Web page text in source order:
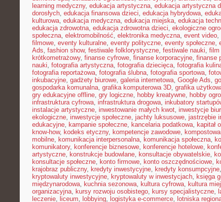
learning medyczny, edukacja artystyczna, edukacja artystyczna
dorosłych, edukacja finansowa dzieci, edukacja hybrydowa,
kulturowa, edukacja medyczna, edukacja miejska, edukacja
edukacja zdrowotna, edukacja zdrowotna dzieci, ekologiczne
społeczna, elektromobilność, elektronika medyczna, event video,
filmowe, eventy kulturalne, eventy polityczne, eventy społeczne,
Ads, fashion show, festiwale folklorystyczne, festiwale nauki, film
krótkometrażowy, finanse cyfrowe, finanse korporacyjne, finanse
nauki, fotografia artystyczna, fotografia dziecięca, fotografia
fotografia reportażowa, fotografia ślubna, fotografia sportowa,
inkubacyjne, gadżety biurowe, galeria internetowa, Google Ads,
gospodarka komunalna, grafika komputerowa 3D, grafika
gry edukacyjne offline, gry logiczne, hobby kreatywne, hobby
infrastruktura cyfrowa, infrastruktura drogowa, inkubatory
instalacje artystyczne, inwestowanie małych kwot, inwestycje
ekologiczne, inwestycje społeczne, jachty luksusowe, jastrzębie
edukacyjne, kampanie społeczne, kancelaria podatkowa, kapitał
know-how, kodeks etyczny, kompetencje zawodowe,
mobilne, komunikacja interpersonalna, komunikacja społeczna,
komunikatory, konferencje biznesowe, konferencje hotelowe,
artystyczne, konstrukcje budowlane, konsultacje obywatelskie,
konsultacje społeczne, konto firmowe, konto oszczędnościowe,
krajobraz publiczny, kredyty inwestycyjne, kredyty konsumpcyjne
kryptowaluty inwestycyjne, kryptowaluty w inwestycjach, księga
międzynarodowa, kuchnia sezonowa, kultura cyfrowa, kultura
organizacyjna, kursy rozwoju osobistego, kursy specjalistyczne,
leczenie, liceum, lobbying, logistyka e-commerce, lotniska